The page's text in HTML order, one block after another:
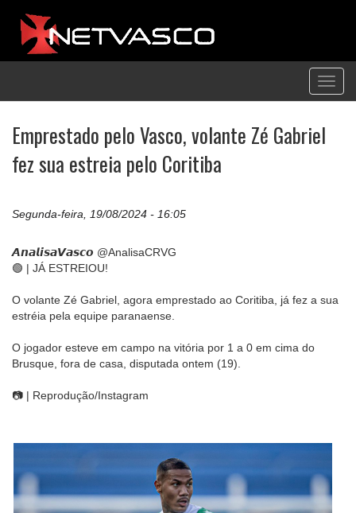
Emprestado pelo Vasco, volante Zé Gabriel
fez sua estreia pelo Coritiba
Segunda-feira, 19/08/2024 - 16:05
𝘼𝙣𝙖𝙡𝙞𝙨𝙖𝙑𝙖𝙨𝙘𝙤 @AnalisaCRVG
🟢 | JÁ ESTREIOU!
O volante Zé Gabriel, agora emprestado ao Coritiba, já fez a sua
estréia pela equipe paranaense.
O jogador esteve em campo na vitória por 1 a 0 em cima do
Brusque, fora de casa, disputada ontem (19).
📷 | Reprodução/Instagram